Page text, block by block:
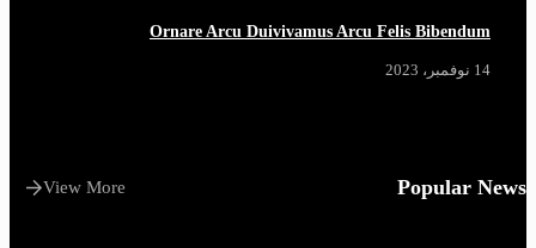
Ornare Arcu Duivivamus Arcu Felis Bibendum
14 نوفمبر، 2023
Popular News
View More